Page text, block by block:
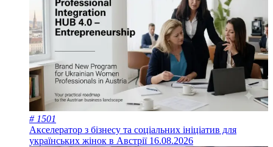
# 1501
Акселератор з бізнесу та соціальних ініціатив для
українських жінок в Австрії 16.08.2026